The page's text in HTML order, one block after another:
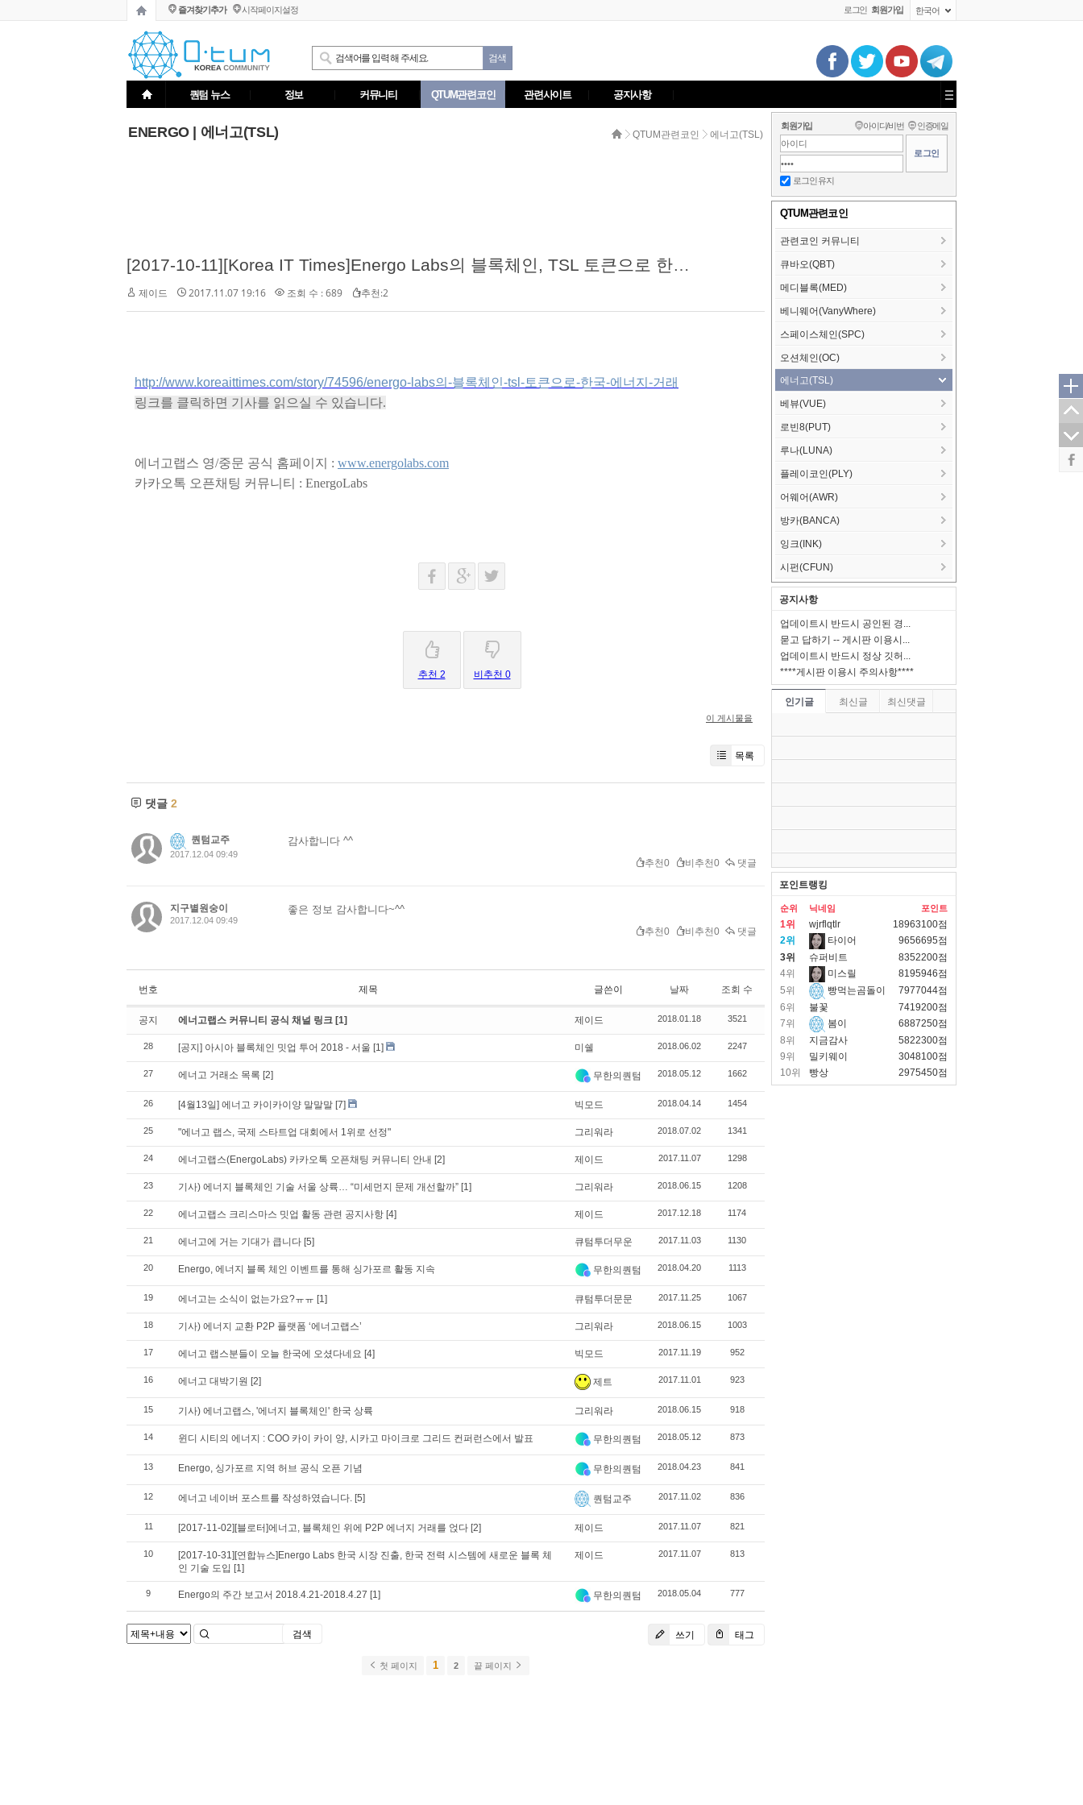
즐겨찾기추가 시작페이지설정 로그인 회원가입 한국어
퀀텀 뉴스 정보 커뮤니티 QTUM관련코인 관련사이트 공지사항
ENERGO | 에너고(TSL) QTUM관련코인 에너고(TSL)
[2017-10-11][Korea IT Times]Energo Labs의 블록체인, TSL 토큰으로 한국 에너지 거래
제이드 2017.11.07 19:16 조회 수 : 689 추천:2
http://www.koreaittimes.com/story/74596/energo-labs의-블록체인-tsl-토큰으로-한국-에너지-거래
링크를 클릭하면 기사를 읽으실 수 있습니다.
에너고랩스 영/중문 공식 홈페이지 : www.energolabs.com
카카오톡 오픈채팅 커뮤니티 : EnergoLabs
추천 2 비추천 0
이 게시물을
목록
댓글 2
퀀텀교주
2017.12.04 09:49
감사합니다 ^^
추천0 비추천0 댓글
지구별원숭이
2017.12.04 09:49
좋은 정보 감사합니다~^^
추천0 비추천0 댓글
번호 제목 글쓴이 날짜 조회 수
공지 에너고랩스 커뮤니티 공식 채널 링크 [1] 제이드 2018.01.18 3521
28 [공지] 아시아 블록체인 밋업 투어 2018 - 서울 [1] 미쉘 2018.06.02 2247
27 에너고 거래소 목록 [2] 무한의퀀텀 2018.05.12 1662
26 [4월13일] 에너고 카이카이양 말말말 [7] 빅모드 2018.04.14 1454
25 "에너고 랩스, 국제 스타트업 대회에서 1위로 선정" 그리워라 2018.07.02 1341
24 에너고랩스(EnergoLabs) 카카오톡 오픈채팅 커뮤니티 안내 [2] 제이드 2017.11.07 1298
23 기사) 에너지 블록체인 기술 서울 상륙… “미세먼지 문제 개선할까” [1] 그리워라 2018.06.15 1208
22 에너고랩스 크리스마스 밋업 활동 관련 공지사항 [4] 제이드 2017.12.18 1174
21 에너고에 거는 기대가 큽니다 [5] 큐텀투더무운 2017.11.03 1130
20 Energo, 에너지 블록 체인 이벤트를 통해 싱가포르 활동 지속 무한의퀀텀 2018.04.20 1113
19 에너고는 소식이 없는가요?ㅠㅠ [1] 큐텀투더문문 2017.11.25 1067
18 기사) 에너지 교환 P2P 플랫폼 ‘에너고랩스’ 그리워라 2018.06.15 1003
17 에너고 랩스분들이 오늘 한국에 오셨다네요 [4] 빅모드 2017.11.19 952
16 에너고 대박기원 [2] 제트 2017.11.01 923
15 기사) 에너고랩스, '에너지 블록체인' 한국 상륙 그리워라 2018.06.15 918
14 윈디 시티의 에너지 : COO 카이 카이 양, 시카고 마이크로 그리드 컨퍼런스에서 발표 무한의퀀텀 2018.05.12 873
13 Energo, 싱가포르 지역 허브 공식 오픈 기념 무한의퀀텀 2018.04.23 841
12 에너고 네이버 포스트를 작성하였습니다. [5] 퀀텀교주 2017.11.02 836
11 [2017-11-02][블로터]에너고, 블록체인 위에 P2P 에너지 거래를 얹다 [2] 제이드 2017.11.07 821
10
[2017-10-31][연합뉴스]Energo Labs 한국 시장 진출, 한국 전력 시스템에 새로운 블록 체
인 기술 도입 [1]
제이드 2017.11.07 813
9 Energo의 주간 보고서 2018.4.21-2018.4.27 [1] 무한의퀀텀 2018.05.04 777
쓰기 태그
검색
첫 페이지 1 2 끝 페이지
회원가입 아이디/비번 인증메일
로그인 유지
QTUM관련코인
관련코인 커뮤니티
큐바오(QBT)
메디블록(MED)
베니웨어(VanyWhere)
스페이스체인(SPC)
오션체인(OC)
에너고(TSL)
베뷰(VUE)
로빈8(PUT)
루나(LUNA)
플레이코인(PLY)
어웨어(AWR)
방카(BANCA)
잉크(INK)
시펀(CFUN)
공지사항
업데이트시 반드시 공인된 경...
묻고 답하기 -- 게시판 이용시...
업데이트시 반드시 정상 깃허...
****게시판 이용시 주의사항****
인기글 최신글 최신댓글
포인트랭킹
순위 닉네임 포인트
1위 wjrflqtlr
18963100점
2위
타이어
9656695점
3위
슈퍼비트
8352200점
4위
미스릴
8195946점
5위
빵먹는곰돌이
7977044점
6위
불꽃
7419200점
7위
봄이
6887250점
8위
지금감사
5822300점
9위
밀키웨이
3048100점
10위
빵상 2975450점